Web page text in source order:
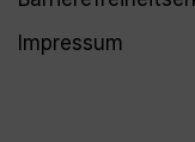
Impressum